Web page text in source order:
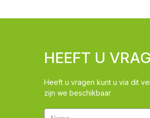
HEEFT U
Heeft u vragen kunt u via dit
zijn we beschikbaar